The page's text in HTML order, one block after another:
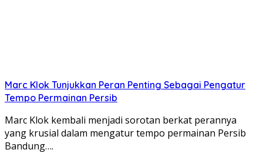
Marc Klok Tunjukkan Peran Penting Sebagai Pengatur
Tempo Permainan Persib
Marc Klok kembali menjadi sorotan berkat perannya
yang krusial dalam mengatur tempo permainan Persib
Bandung….